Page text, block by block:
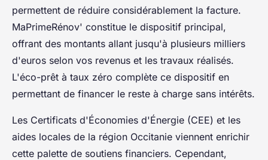
permettent de réduire considérablement la facture.
MaPrimeRénov' constitue le dispositif principal,
offrant des montants allant jusqu'à plusieurs milliers
d'euros selon vos revenus et les travaux réalisés.
L'éco-prêt à taux zéro complète ce dispositif en
permettant de financer le reste à charge sans intérêts.
Les Certificats d'Économies d'Énergie (CEE) et les
aides locales de la région Occitanie viennent enrichir
cette palette de soutiens financiers. Cependant,